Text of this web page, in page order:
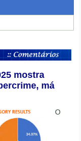
mostra
má
O